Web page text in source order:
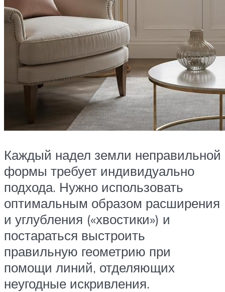
Каждый надел земли неправильной
формы требует индивидуально
подхода. Нужно использовать
оптимальным образом расширения
и углубления («хвостики») и
постараться выстроить
правильную геометрию при
помощи линий, отделяющих
неугодные искривления.